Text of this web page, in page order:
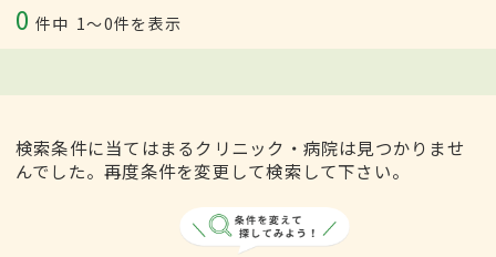
0 件中 1〜0件を表示
検索条件に当てはまるクリニック・病院は見つかりませ
んでした。再度条件を変更して検索して下さい。